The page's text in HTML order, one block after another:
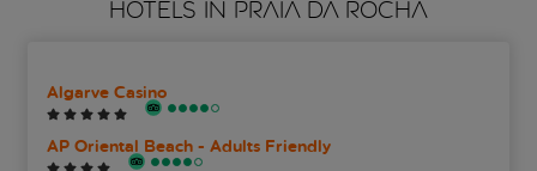
HOTELS IN PRAIA DA ROCHA
Algarve Casino
AP Oriental Beach - Adults Friendly